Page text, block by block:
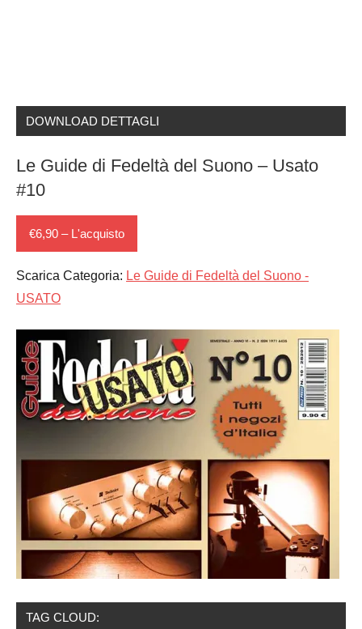
DOWNLOAD DETTAGLI
Le Guide di Fedeltà del Suono – Usato
#10
€6,90 – L'acquisto
Scarica Categoria: Le Guide di Fedeltà del Suono -
USATO
TAG CLOUD: